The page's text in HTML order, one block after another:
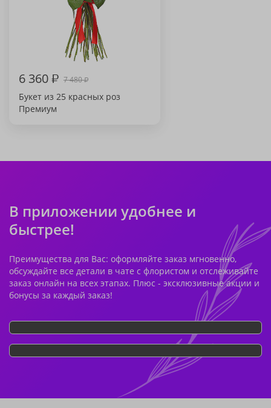
6 360₽ 7 480₽
Букет из 25 красных роз
Премиум
В приложении удобнее и
быстрее!
Преимущества для Вас: оформляйте заказ мгновенно,
обсуждайте все детали в чате с флористом и отслеживайте
заказ онлайн на всех этапах. Плюс - эксклюзивные акции и
бонусы за каждый заказ!